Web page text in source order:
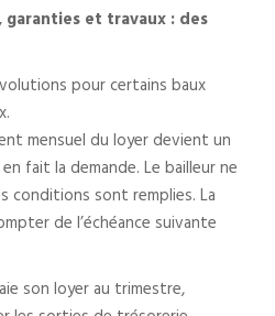
et travaux : des
pour certains baux
mensuel du loyer devient un
fait la demande. Le bailleur ne
conditions sont remplies. La
de l’échéance suivante
son loyer au trimestre,